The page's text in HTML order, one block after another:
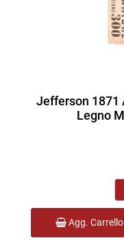
Jefferson 1871
Legno
Agg. Carrello